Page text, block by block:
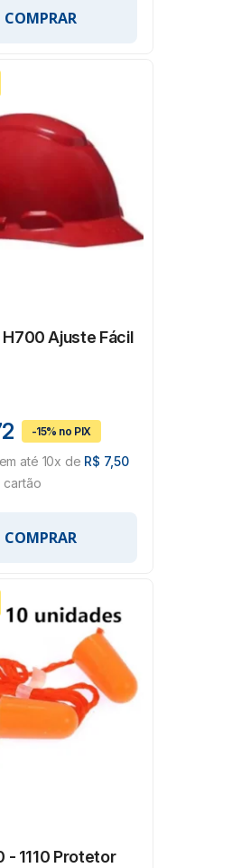
COMPRAR
Ajuste Fácil
até 10x de R$ 7,50
cartão
COMPRAR
- 1110 Protetor